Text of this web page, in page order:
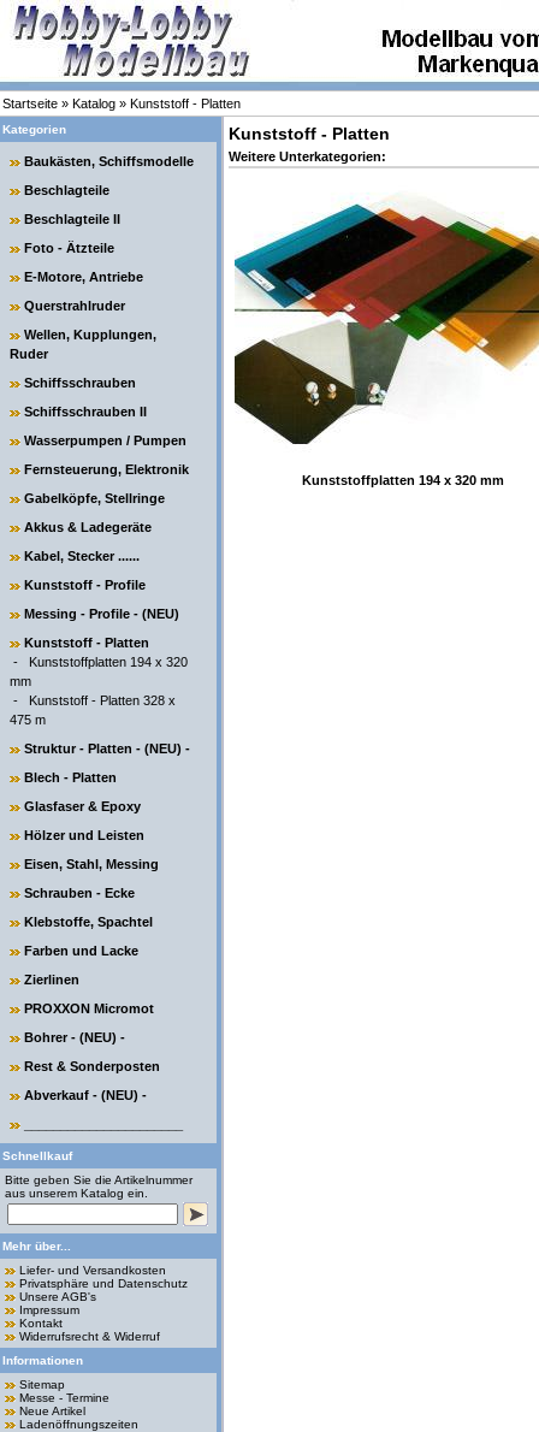
Startseite » Katalog » Kunststoff - Platten
Kategorien
Baukästen, Schiffsmodelle
Beschlagteile
Beschlagteile II
Foto - Ätzteile
E-Motore, Antriebe
Querstrahlruder
Wellen, Kupplungen,
Ruder
Schiffsschrauben
Schiffsschrauben II
Wasserpumpen / Pumpen
Fernsteuerung, Elektronik
Gabelköpfe, Stellringe
Akkus & Ladegeräte
Kabel, Stecker ......
Kunststoff - Profile
Messing - Profile - (NEU)
Kunststoff - Platten
- Kunststoffplatten 194 x 320
mm
- Kunststoff - Platten 328 x
475 m
Struktur - Platten - (NEU) -
Blech - Platten
Glasfaser & Epoxy
Hölzer und Leisten
Eisen, Stahl, Messing
Schrauben - Ecke
Klebstoffe, Spachtel
Farben und Lacke
Zierlinen
PROXXON Micromot
Bohrer - (NEU) -
Rest & Sonderposten
Abverkauf - (NEU) -
Schnellkauf
Bitte geben Sie die Artikelnummer
aus unserem Katalog ein.
Mehr über...
Liefer- und Versandkosten
Privatsphäre und Datenschutz
Unsere AGB's
Impressum
Kontakt
Widerrufsrecht & Widerruf
Informationen
Sitemap
Messe - Termine
Neue Artikel
Ladenöffnungszeiten
Kunststoff - Platten
Weitere Unterkategorien:
Kunststoffplatten 194 x 320 mm